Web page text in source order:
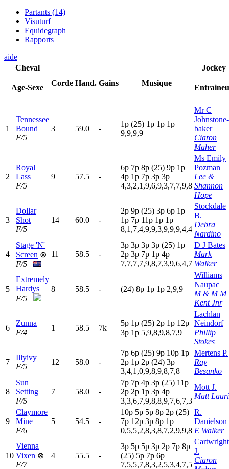
Partants (14)
Visuturf
Equidegraph
Rapports
aide
Cheval
Age-Sexe
Corde Hand. Gains Musique
Jockey
1
Tennessee
Bound
F/5
3 59.0 -
1p (25) 1p 1p 1p
9,9,9,9
Mr C
Johnstone-
baker
Ciaron
Maher
2
Royal
Lass
F/5
9 57.5 -
6p 7p 8p (25) 9p 1p
4p 1p 7p 3p 3p
4,3,2,1,9,6,9,3,7,7,9,8
Ms Emily
Pozman
Lee &
Shannon
Hope
3
Dollar
Shot
F/5
14 60.0 -
2p 9p (25) 3p 6p 1p
1p 7p 11p 1p 1p
8,1,7,4,9,9,3,9,9,9,4,4
Stockdale
B.
Debra
Nardino
4
Stage 'N'
Screen ⊗
F/5
11 58.5 -
3p 3p 3p 3p (25) 1p
2p 3p 7p 1p 4p
7,7,7,7,9,8,7,3,9,6,4,7
D J Bates
Mark
Walker
5
Extremely
Hardys
F/5
8 58.5 - (24) 8p 1p 1p 2,9,9
Williams
Naupac
M & M M
Kent Jnr
6
Zunna
F/4
1 58.5 7k
5p 1p (25) 2p 1p 12p
3p 1p 5,9,8,9,8,7,9
Lachlan
Neindorf
Phillip
Stokes
7
Illyivy
F/5
12 58.0 -
7p 6p (25) 9p 10p 1p
2p 1p 2p (24) 3p
3,4,1,0,9,8,9,8,7,8
Mertens P.
Ray
Besanko
8
Sun
Setting
F/5
7 58.0 -
7p 7p 4p 3p (25) 11p
2p 2p 1p 3p 4p
3,3,6,7,9,8,8,9,7,6,7,3
Mott J.
Matt
9
Claymore
Mine
F/6
5 54.5 -
10p 5p 5p 8p 2p (25)
7p 12p 3p 8p 1p
0,5,5,2,8,3,8,7,2,9,9,8
R.
Danielson
E Walker
10
Vienna
Vixen ⊗
F/7
4 55.5 -
3p 5p 5p 3p 2p 7p 8p
(25) 5p 7p 6p
7,5,5,7,8,3,2,5,3,4,7,5
Cartwright
J.
Ciaron